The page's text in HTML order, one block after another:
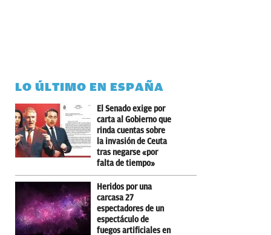
LO ÚLTIMO EN ESPAÑA
El Senado exige por
carta al Gobierno que
rinda cuentas sobre
la invasión de Ceuta
tras negarse «por
falta de tiempo»
Heridos por una
carcasa 27
espectadores de un
espectáculo de
fuegos artificiales en